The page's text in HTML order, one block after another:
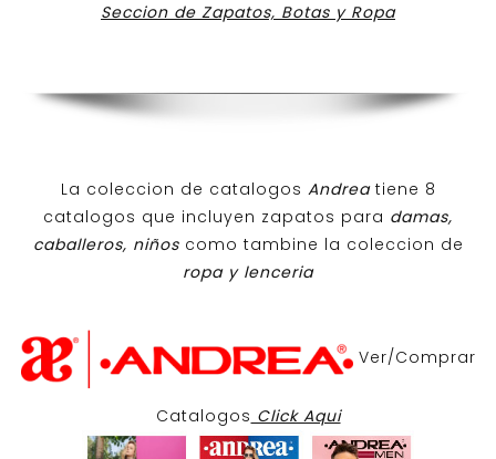
Seccion de Zapatos, Botas y Ropa
La coleccion de catalogos Andreatiene 8
catalogos que incluyen zapatos para damas,
caballeros, niños como tambine la coleccion de
ropa y lenceria
Ver/Comprar
Catalogos Click Aqui